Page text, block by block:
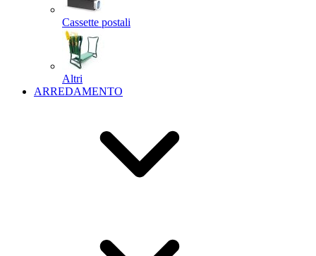
Cassette postali
Altri
ARREDAMENTO